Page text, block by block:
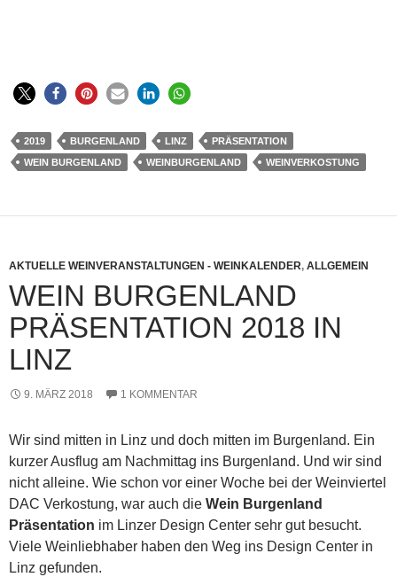
2019 BURGENLAND LINZ
PRÄSENTATION
WEIN BURGENLAND
WEINBURGENLAND WEINVERKOSTUNG
AKTUELLE WEINVERANSTALTUNGEN - WEINKALENDER, ALLGEMEIN
WEIN BURGENLAND
PRÄSENTATION 2018 IN
LINZ
9. MÄRZ 2018 1 KOMMENTAR
Wir sind mitten in Linz und doch mitten im Burgenland. Ein
kurzer Ausflug am Nachmittag ins Burgenland. Und wir sind
nicht alleine. Wie schon vor einer Woche bei der Weinviertel
DAC Verkostung, war auch die Wein Burgenland
Präsentation im Linzer Design Center sehr gut besucht.
Viele Weinliebhaber haben den Weg ins Design Center in
Linz gefunden.